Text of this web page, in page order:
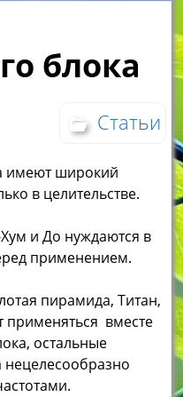
блока
Статьи
имеют широкий
в целительстве.
и До нуждаются в
применением.
пирамида, Титан,
применяться вместе
остальные
нецелесообразно